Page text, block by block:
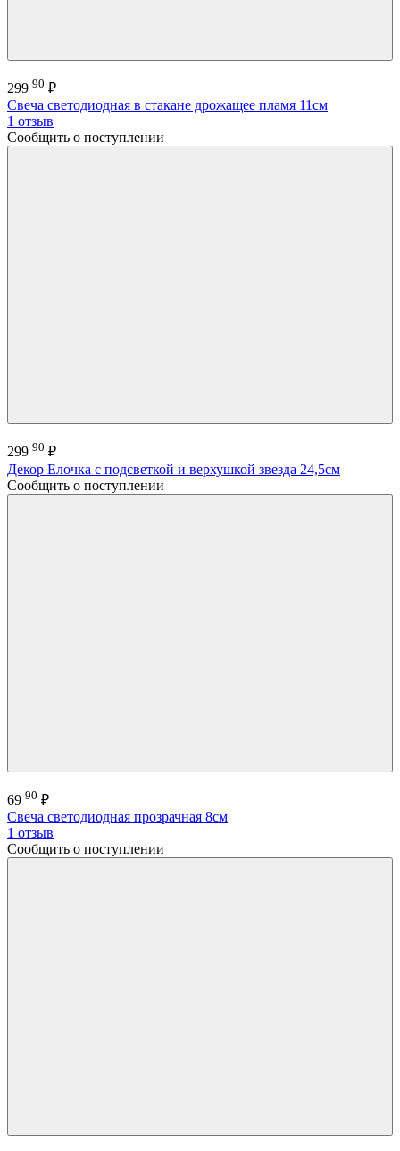
299 90 ₽
Свеча светодиодная в стакане дрожащее пламя 11см
1 отзыв
Сообщить о поступлении
299 90 ₽
Декор Елочка с подсветкой и верхушкой звезда 24,5см
Сообщить о поступлении
69 90 ₽
Свеча светодиодная прозрачная 8см
1 отзыв
Сообщить о поступлении